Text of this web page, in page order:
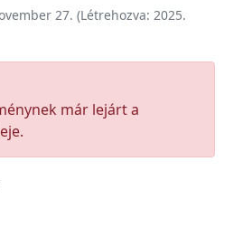
27. (Létrehozva: 2025.
már lejárt a